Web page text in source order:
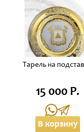
Тарель на
15 000 Р.
В корзину